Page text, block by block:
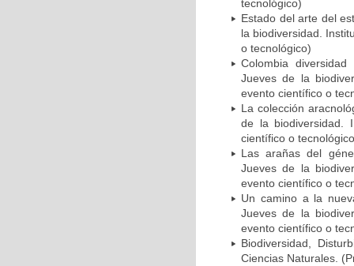
tecnológico)
Estado del arte del
la biodiversidad.
o tecnológico)
Colombia
Jueves de la
evento científico o
La colección
de la biodiversidad.
científico o
Las arañas del
Jueves de la
evento científico o
Un camino a la
Jueves de la
evento científico o
Biodiversidad,
Ciencias Naturales.